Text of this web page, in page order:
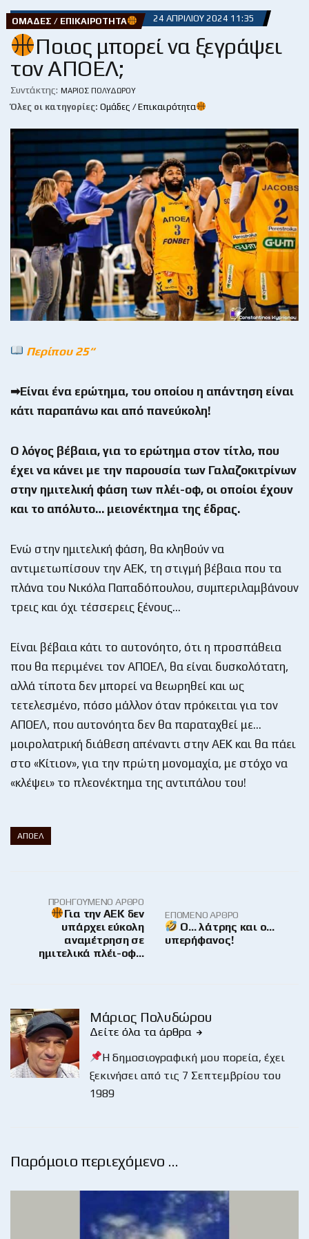
ΟΜΆΔΕΣ / ΕΠΙΚΑΙΡΌΤΗΤΑ 24 ΑΠΡΙΛΊΟΥ 2024 11:35
Ποιος μπορεί να ξεγράψει
τον ΑΠΟΕΛ;
Συντάκτης: ΜΆΡΙΟΣ ΠΟΛΥΔΏΡΟΥ
Όλες οι κατηγορίες: Ομάδες / Επικαιρότητα
Περίπου 25“
➡Είναι ένα ερώτημα, του οποίου η απάντηση είναι
κάτι παραπάνω και από πανεύκολη!
Ο λόγος βέβαια, για το ερώτημα στον τίτλο, που
έχει να κάνει με την παρουσία των Γαλαζοκιτρίνων
στην ημιτελική φάση των πλέι-οφ, οι οποίοι έχουν
και το απόλυτο… μειονέκτημα της έδρας.
Ενώ στην ημιτελική φάση, θα κληθούν να
αντιμετωπίσουν την ΑΕΚ, τη στιγμή βέβαια που τα
πλάνα του Νικόλα Παπαδόπουλου, συμπεριλαμβάνουν
τρεις και όχι τέσσερεις ξένους…
Είναι βέβαια κάτι το αυτονόητο, ότι η προσπάθεια
που θα περιμένει τον ΑΠΟΕΛ, θα είναι δυσκολότατη,
αλλά τίποτα δεν μπορεί να θεωρηθεί και ως
τετελεσμένο, πόσο μάλλον όταν πρόκειται για τον
ΑΠΟΕΛ, που αυτονόητα δεν θα παραταχθεί με…
μοιρολατρική διάθεση απέναντι στην ΑΕΚ και θα πάει
στο «Κίτιον», για την πρώτη μονομαχία, με στόχο να
«κλέψει» το πλεονέκτημα της αντιπάλου του!
ΑΠΟΕΛ
ΠΡΟΗΓΟΎΜΕΝΟ ΆΡΘΡΟ
Για την ΑΕΚ δεν
υπάρχει εύκολη
αναμέτρηση σε
ημιτελικά πλέι-οφ…
ΕΠΌΜΕΝΟ ΆΡΘΡΟ
Ο… λάτρης και ο…
υπερήφανος!
Μάριος Πολυδώρου
Δείτε όλα τα άρθρα
Η δημοσιογραφική μου πορεία, έχει
ξεκινήσει από τις 7 Σεπτεμβρίου του
1989
Παρόμοιο περιεχόμενο …